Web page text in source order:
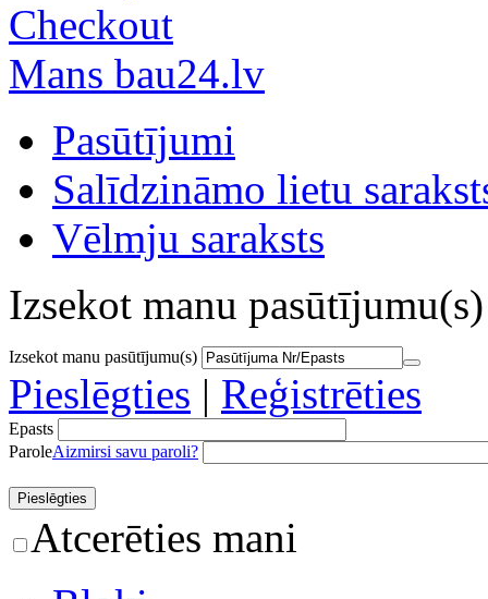
Checkout
Mans bau24.lv
Pasūtījumi
Salīdzināmo lietu
Vēlmju saraksts
Izsekot manu pasūtījumu(s)
Izsekot manu pasūtījumu(s)
Pieslēgties | Reģistrēties
Epasts
ParoleAizmirsi savu paroli?
Atcerēties mani